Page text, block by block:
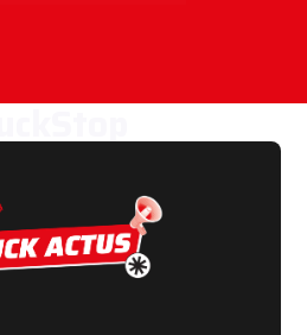
des
du
routier